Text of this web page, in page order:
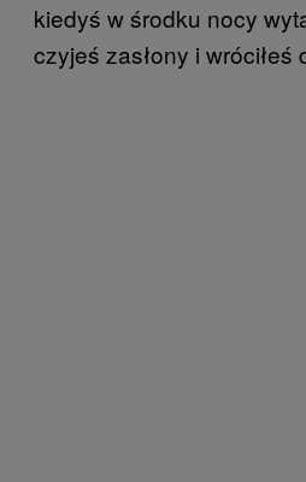
kiedyś w środku nocy
czyjeś zasłony i wróciłeś